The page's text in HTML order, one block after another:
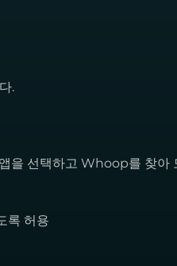
.
을 선택하고 Whoop를 찾아
록 허용